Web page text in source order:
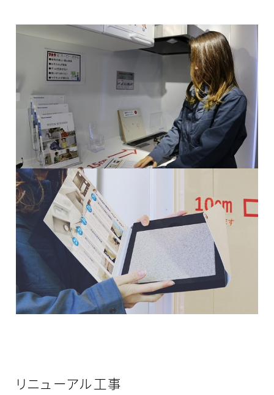
リニューアル工事